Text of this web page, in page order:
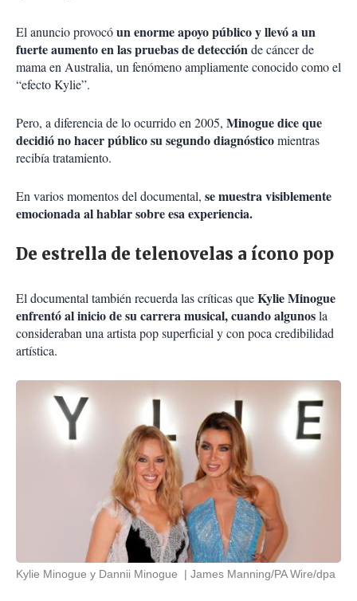
El anuncio provocóun enorme apoyo público y llevó a un
fuerte aumento en las pruebas de detecciónde cáncer de
mama en Australia, un fenómeno ampliamente conocido como el
“efecto Kylie”.
Pero, a diferencia de lo ocurrido en 2005, Minogue dice que
decidió no hacer público su segundo diagnósticomientras
recibía tratamiento.
En varios momentos del documental, se muestra visiblemente
emocionada al hablar sobre esa experiencia.
De estrella de telenovelas a ícono pop
El documental también recuerda las críticas queKylie Minogue
enfrentó al inicio de su carrera musical, cuando algunosla
consideraban una artista pop superficial y con poca credibilidad
artística.
Kylie Minogue y Dannii Minogue James Manning/PA Wire/dpa